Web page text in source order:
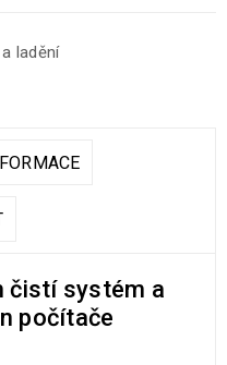
ladění
čistí systém a
počítače